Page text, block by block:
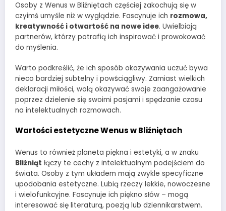
Osoby z Wenus w Bliźniętach częściej zakochują się w
czyimś umyśle niż w wyglądzie. Fascynuje ich rozmowa,
kreatywność i otwartość na nowe idee. Uwielbiają
partnerów, którzy potrafią ich inspirować i prowokować
do myślenia.
Warto podkreślić, że ich sposób okazywania uczuć bywa
nieco bardziej subtelny i powściągliwy. Zamiast wielkich
deklaracji miłości, wolą okazywać swoje zaangażowanie
poprzez dzielenie się swoimi pasjami i spędzanie czasu
na intelektualnych rozmowach.
Wartości estetyczne Wenus w Bliźniętach
Wenus to również planeta piękna i estetyki, a w znaku
Bliźniąt łączy te cechy z intelektualnym podejściem do
świata. Osoby z tym układem mają zwykle specyficzne
upodobania estetyczne. Lubią rzeczy lekkie, nowoczesne
i wielofunkcyjne. Fascynuje ich piękno słów – mogą
interesować się literaturą, poezją lub dziennikarstwem.